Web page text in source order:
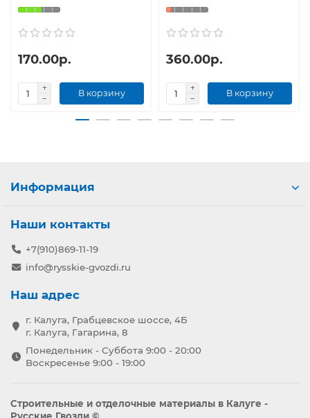
170.00р.
В корзину
360.00р.
В корзину
Информация
Наши контакты
+7(910)869-11-19
info@rysskie-gvozdi.ru
Наш адрес
г. Калуга, Грабцевское шоссе, 4Б
г. Калуга, Гагарина, 8
Понедельник - Суббота 9:00 - 20:00
Воскресенье 9:00 - 19:00
Строительные и отделочные материалы в Калуге -